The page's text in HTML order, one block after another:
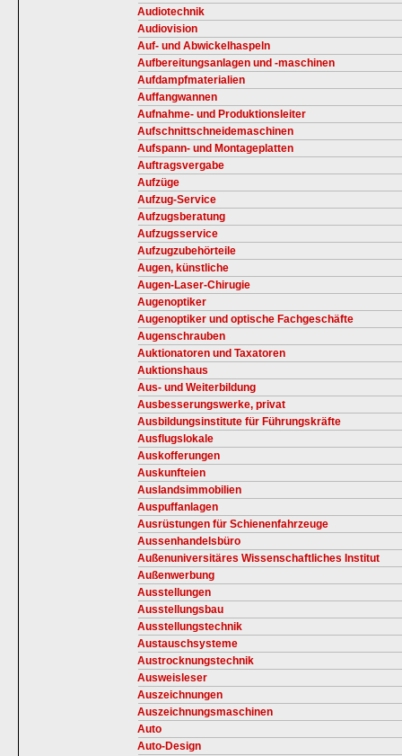
Audiotechnik
Audiovision
Auf- und Abwickelhaspeln
Aufbereitungsanlagen und -maschinen
Aufdampfmaterialien
Auffangwannen
Aufnahme- und Produktionsleiter
Aufschnittschneidemaschinen
Aufspann- und Montageplatten
Auftragsvergabe
Aufzüge
Aufzug-Service
Aufzugsberatung
Aufzugsservice
Aufzugzubehörteile
Augen, künstliche
Augen-Laser-Chirugie
Augenoptiker
Augenoptiker und optische Fachgeschäfte
Augenschrauben
Auktionatoren und Taxatoren
Auktionshaus
Aus- und Weiterbildung
Ausbesserungswerke, privat
Ausbildungsinstitute für Führungskräfte
Ausflugslokale
Auskofferungen
Auskunfteien
Auslandsimmobilien
Auspuffanlagen
Ausrüstungen für Schienenfahrzeuge
Aussenhandelsbüro
Außenuniversitäres Wissenschaftliches Institut
Außenwerbung
Ausstellungen
Ausstellungsbau
Ausstellungstechnik
Austauschsysteme
Austrocknungstechnik
Ausweisleser
Auszeichnungen
Auszeichnungsmaschinen
Auto
Auto-Design